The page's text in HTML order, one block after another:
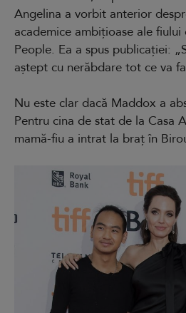
Angelina a vorbit anterior
academice ambițioase ale
People. Ea a spus publicației:
aștept cu nerăbdare tot ce va
Nu este clar dacă Maddox a
Pentru cina de stat de la Casa
mamă-fiu a intrat la braț în